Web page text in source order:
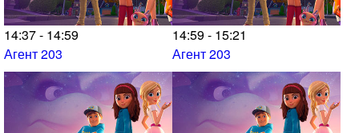
14:37 - 14:59
Агент 203
14:59 - 15:21
Агент 203